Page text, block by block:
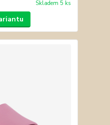
Skladem 5 ks